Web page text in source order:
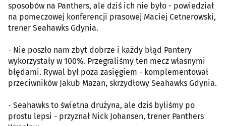
sposobów na Panthers, ale dziś ich nie było - powiedział
na pomeczowej konferencji prasowej Maciej Cetnerowski,
trener Seahawks Gdynia.
- Nie poszło nam zbyt dobrze i każdy błąd Pantery
wykorzystały w 100%. Przegraliśmy ten mecz własnymi
błędami. Rywal był poza zasięgiem - komplementował
przeciwników Jakub Mazan, skrzydłowy Seahawks Gdynia.
- Seahawks to świetna drużyna, ale dziś byliśmy po
prostu lepsi - przyznał Nick Johansen, trener Panthers